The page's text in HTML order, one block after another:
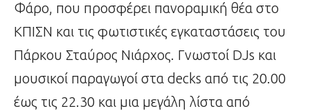
Φάρο, που προσφέρει πανοραμική θέα στο
ΚΠΙΣΝ και τις φωτιστικές εγκαταστάσεις του
Πάρκου Σταύρος Νιάρχος. Γνωστοί DJs και
μουσικοί παραγωγοί στα decks από τις 20.00
έως τις 22.30 και μια μεγάλη λίστα από